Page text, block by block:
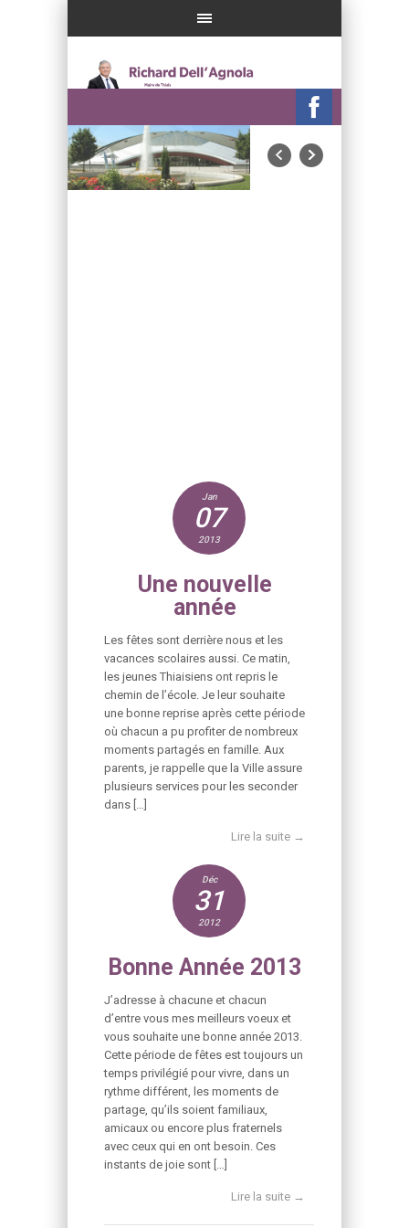
Jan
07
2013
Une nouvelle
année
Les fêtes sont derrière nous et les
vacances scolaires aussi. Ce matin,
les jeunes Thiaisiens ont repris le
chemin de l’école. Je leur souhaite
une bonne reprise après cette période
où chacun a pu profiter de nombreux
moments partagés en famille. Aux
parents, je rappelle que la Ville assure
plusieurs services pour les seconder
dans […]
Lire la suite →
Déc
31
2012
Bonne Année 2013
J’adresse à chacune et chacun
d’entre vous mes meilleurs voeux et
vous souhaite une bonne année 2013.
Cette période de fêtes est toujours un
temps privilégié pour vivre, dans un
rythme différent, les moments de
partage, qu’ils soient familiaux,
amicaux ou encore plus fraternels
avec ceux qui en ont besoin. Ces
instants de joie sont […]
Lire la suite →